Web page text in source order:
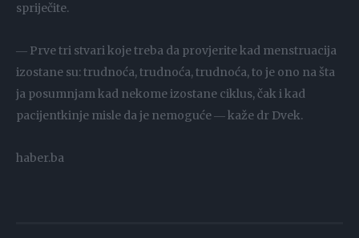
spriječite.
― Prve tri stvari koje treba da provjerite kad menstruacija
izostane su: trudnoća, trudnoća, trudnoća, to je ono na šta
ja posumnjam kad nekome izostane ciklus, čak i kad
pacijentkinje misle da je nemoguće ― kaže dr Dvek.
haber.ba